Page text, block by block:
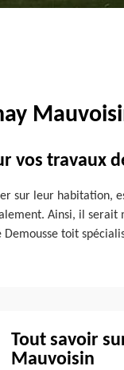
vos travaux
sur leur
Ainsi, il
toit
Tout savoir
Mauvoisin